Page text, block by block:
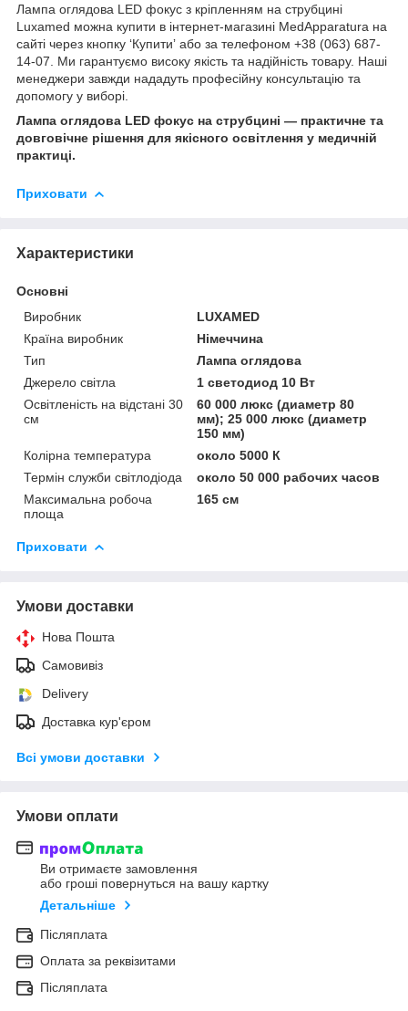
Лампа оглядова LED фокус з кріпленням на струбцині
Luxamed можна купити в інтернет-магазині MedApparatura на
сайті через кнопку ‘Купитиʼ або за телефоном +38 (063) 687-
14-07. Ми гарантуємо високу якість та надійність товару. Наші
менеджери завжди нададуть професійну консультацію та
допомогу у виборі.
Лампа оглядова LED фокус на струбцині — практичне та
довговічне рішення для якісного освітлення у медичній
практиці.
Приховати
Характеристики
Основні
Виробник
LUXAMED
Країна виробник
Німеччина
Тип
Лампа оглядова
Джерело світла
1 светодиод 10 Вт
Освітленість на відстані 30
см
60 000 люкс (диаметр 80
мм); 25 000 люкс (диаметр
150 мм)
Колірна температура
около 5000 К
Термін служби світлодіода
около 50 000 рабочих часов
Максимальна робоча
площа
165 см
Приховати
Умови доставки
Нова Пошта
Самовивіз
Delivery
Доставка кур'єром
Всі умови доставки
Умови оплати
Ви отримаєте замовлення
або гроші повернуться на вашу картку
Детальніше
Післяплата
Оплата за реквізитами
Післяплата